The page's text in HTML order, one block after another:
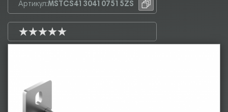
Артикул:MSTCS41304107515ZS